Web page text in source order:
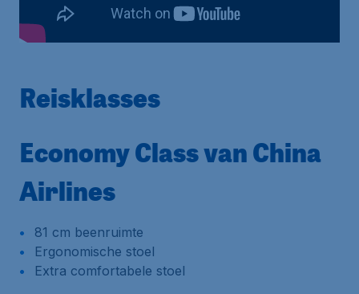
Reisklasses
Economy Class van China
Airlines
81 cm beenruimte
Ergonomische stoel
Extra comfortabele stoel